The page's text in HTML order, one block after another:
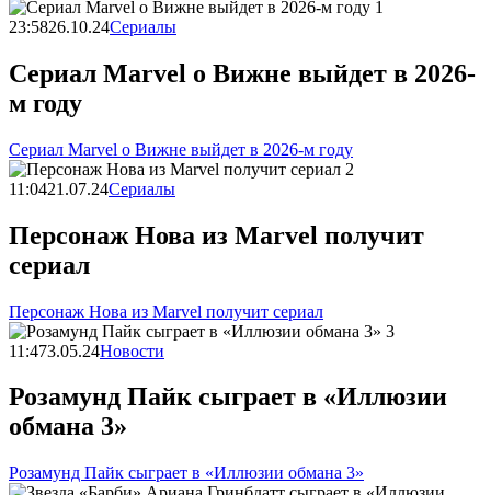
23:5826.10.24Сериалы
Сериал Marvel о Вижне выйдет в 2026-
м году
Сериал Marvel о Вижне выйдет в 2026-м году
11:0421.07.24Сериалы
Персонаж Нова из Marvel получит
сериал
Персонаж Нова из Marvel получит сериал
11:473.05.24Новости
Розамунд Пайк сыграет в «Иллюзии
обмана 3»
Розамунд Пайк сыграет в «Иллюзии обмана 3»